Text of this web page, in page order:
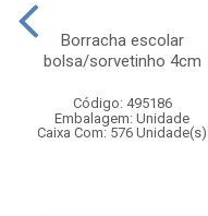
Borracha escolar
bolsa/sorvetinho 4cm
Código: 495186
Embalagem: Unidade
Caixa Com: 576 Unidade(s)